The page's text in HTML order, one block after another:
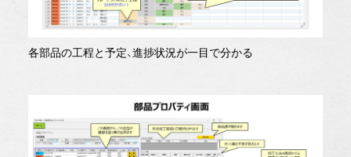
各部品の工程と予定、進捗状況が一目で分かる